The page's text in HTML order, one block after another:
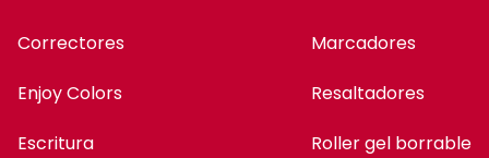
Correctores
Enjoy Colors
Escritura
Marcadores
Resaltadores
Roller gel borrable